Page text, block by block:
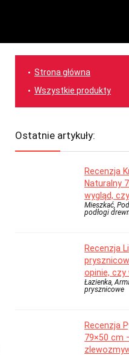
Strona główna
Wszystkie produkty
Ostatnie artykuły:
Recenzja
Naturalny
wygląd,
Mieszkać,
podłogi
Recenzja
opinie, czy
Łazienka,
prysznicowe
Recenzja
79×50 cm